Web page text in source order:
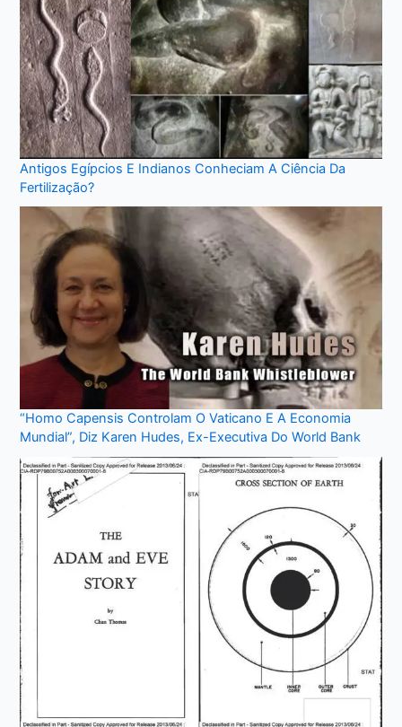
Antigos Egípcios E Indianos Conheciam A Ciência Da
Fertilização?
“Homo Capensis Controlam O Vaticano E A Economia
Mundial”, Diz Karen Hudes, Ex-Executiva Do World Bank